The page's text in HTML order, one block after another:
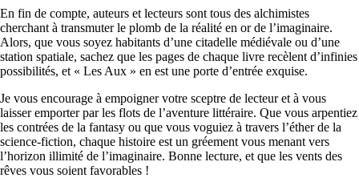
En fin de compte, auteurs et lecteurs sont tous des alchimistes
cherchant à transmuter le plomb de la réalité en or de l’imaginaire.
Alors, que vous soyez habitants d’une citadelle médiévale ou d’une
station spatiale, sachez que les pages de chaque livre recèlent d’infinies
possibilités, et « Les Aux » en est une porte d’entrée exquise.
Je vous encourage à empoigner votre sceptre de lecteur et à vous
laisser emporter par les flots de l’aventure littéraire. Que vous arpentiez
les contrées de la fantasy ou que vous voguiez à travers l’éther de la
science-fiction, chaque histoire est un gréement vous menant vers
l’horizon illimité de l’imaginaire. Bonne lecture, et que les vents des
rêves vous soient favorables !